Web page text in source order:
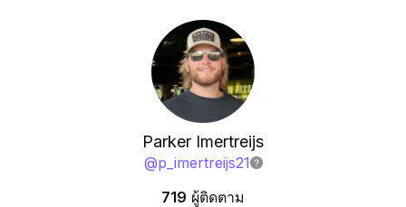
Parker Imertreijs
@p_imertreijs21
719 ผู้ติดตาม